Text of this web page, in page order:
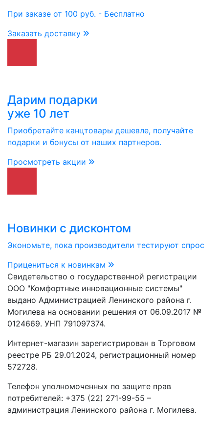
При заказе от 100 руб. - Бесплатно
Заказать доставку
Дарим подарки
уже 10 лет
Приобретайте канцтовары дешевле, получайте
подарки и бонусы от наших партнеров.
Просмотреть акции
Новинки с дисконтом
Экономьте, пока производители тестируют спрос
Прицениться к новинкам
Свидетельство о государственной регистрации
ООО "Комфортные инновационные системы"
выдано Администрацией Ленинского района г.
Могилева на основании решения от 06.09.2017 №
0124669. УНП 791097374.
Интернет-магазин зарегистрирован в Торговом
реестре РБ 29.01.2024, регистрационный номер
572728.
Телефон уполномоченных по защите прав
потребителей: +375 (22) 271-99-55 –
администрация Ленинского района г. Могилева.